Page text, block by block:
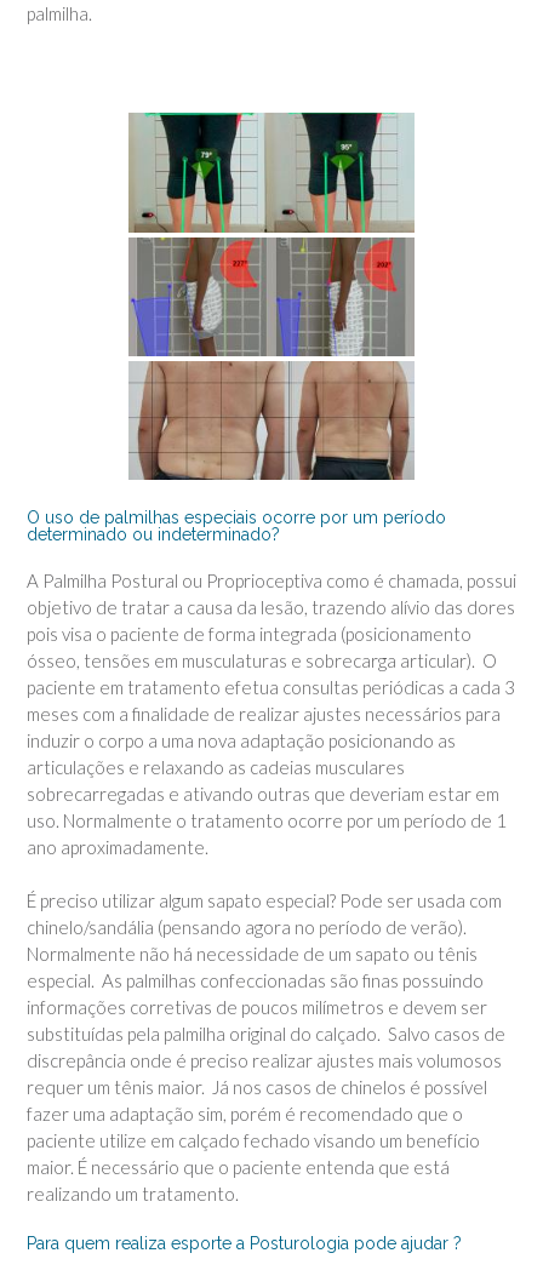
palmilha.
O uso de palmilhas especiais ocorre por um período
determinado ou indeterminado?
A Palmilha Postural ou Proprioceptiva como é chamada, possui
objetivo de tratar a causa da lesão, trazendo alívio das dores
pois visa o paciente de forma integrada (posicionamento
ósseo, tensões em musculaturas e sobrecarga articular). O
paciente em tratamento efetua consultas periódicas a cada 3
meses com a finalidade de realizar ajustes necessários para
induzir o corpo a uma nova adaptação posicionando as
articulações e relaxando as cadeias musculares
sobrecarregadas e ativando outras que deveriam estar em
uso. Normalmente o tratamento ocorre por um período de 1
ano aproximadamente.
É preciso utilizar algum sapato especial? Pode ser usada com
chinelo/sandália (pensando agora no período de verão).
Normalmente não há necessidade de um sapato ou tênis
especial. As palmilhas confeccionadas são finas possuindo
informações corretivas de poucos milímetros e devem ser
substituídas pela palmilha original do calçado. Salvo casos de
discrepância onde é preciso realizar ajustes mais volumosos
requer um tênis maior. Já nos casos de chinelos é possível
fazer uma adaptação sim, porém é recomendado que o
paciente utilize em calçado fechado visando um benefício
maior. É necessário que o paciente entenda que está
realizando um tratamento.
Para quem realiza esporte a Posturologia pode ajudar ?